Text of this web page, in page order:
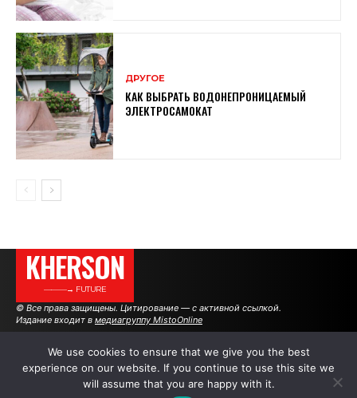
ДРУГОЕ
КАК ВЫБРАТЬ ВОДОНЕПРОНИЦАЕМЫЙ
ЭЛЕКТРОСАМОКАТ
KHERSON
———→ FUTURE
© Все права защищены. Цитирование — с активной ссылкой.
Издание входит в медиагруппу MistoOnline
АВТОРЫ РЕКЛАМА НА САЙТЕ
We use cookies to ensure that we give you the best
experience on our website. If you continue to use this site we
will assume that you are happy with it.